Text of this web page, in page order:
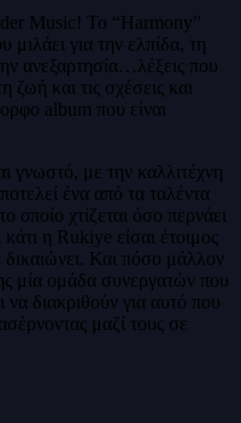
Music! Το “Harmony”
μιλάει για την ελπίδα, τη
ανεξαρτησία…λέξεις που
ζωή και τις σχέσεις και
album που είναι
γνωστό, με την καλλιτέχνη
ένα από τα ταλέντα
οποίο χτίζεται όσο περνάει
η Rukiye είσαι έτοιμος
δικαιώνει. Και πόσο μάλλον
μία ομάδα συνεργατών που
διακριθούν για αυτό που
μαζί τους σε